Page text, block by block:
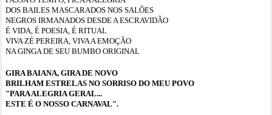
DOS BAILES MASCARADOS NOS SALÕES
NEGROS IRMANADOS DESDE A ESCRAVIDÃO
É VIDA, É POESIA, É RITUAL
VIVA ZÉ PEREIRA, VIVA A EMOÇÃO
NA GINGA DE SEU BUMBO ORIGINAL
GIRA BAIANA, GIRA DE NOVO
BRILHAM ESTRELAS NO SORRISO DO MEU POVO
"PARA ALEGRIA GERAL...
ESTE É O NOSSO CARNAVAL".